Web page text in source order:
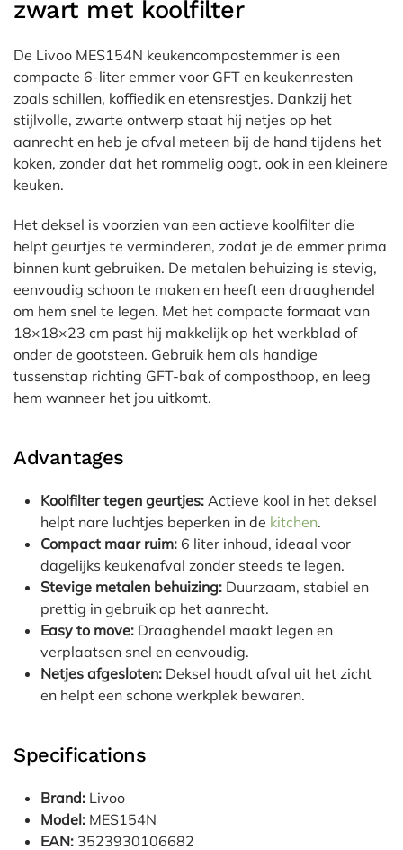
zwart met koolfilter
De Livoo MES154N keukencompostemmer is een
compacte 6-liter emmer voor GFT en keukenresten
zoals schillen, koffiedik en etensrestjes. Dankzij het
stijlvolle, zwarte ontwerp staat hij netjes op het
aanrecht en heb je afval meteen bij de hand tijdens het
koken, zonder dat het rommelig oogt, ook in een kleinere
keuken.
Het deksel is voorzien van een actieve koolfilter die
helpt geurtjes te verminderen, zodat je de emmer prima
binnen kunt gebruiken. De metalen behuizing is stevig,
eenvoudig schoon te maken en heeft een draaghendel
om hem snel te legen. Met het compacte formaat van
18×18×23 cm past hij makkelijk op het werkblad of
onder de gootsteen. Gebruik hem als handige
tussenstap richting GFT-bak of composthoop, en leeg
hem wanneer het jou uitkomt.
Advantages
Koolfilter tegen geurtjes: Actieve kool in het deksel
helpt nare luchtjes beperken in de kitchen.
Compact maar ruim: 6 liter inhoud, ideaal voor
dagelijks keukenafval zonder steeds te legen.
Stevige metalen behuizing: Duurzaam, stabiel en
prettig in gebruik op het aanrecht.
Easy to move: Draaghendel maakt legen en
verplaatsen snel en eenvoudig.
Netjes afgesloten: Deksel houdt afval uit het zicht
en helpt een schone werkplek bewaren.
Specifications
Brand: Livoo
Model: MES154N
EAN: 3523930106682